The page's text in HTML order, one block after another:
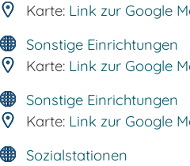
Karte: Link zur Google
Sonstige Einrichtungen
Karte: Link zur Google
Sonstige Einrichtungen
Karte: Link zur Google
Sozialstationen